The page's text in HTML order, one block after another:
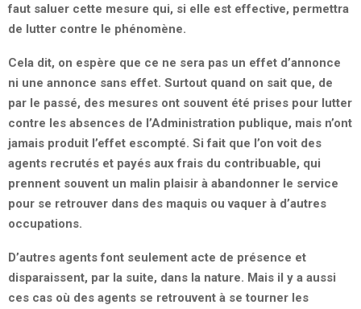
faut saluer cette mesure qui, si elle est effective, permettra
de lutter contre le phénomène.
Cela dit, on espère que ce ne sera pas un effet d’annonce
ni une annonce sans effet. Surtout quand on sait que, de
par le passé, des mesures ont souvent été prises pour lutter
contre les absences de l’Administration publique, mais n’ont
jamais produit l’effet escompté. Si fait que l’on voit des
agents recrutés et payés aux frais du contribuable, qui
prennent souvent un malin plaisir à abandonner le service
pour se retrouver dans des maquis ou vaquer à d’autres
occupations.
D’autres agents font seulement acte de présence et
disparaissent, par la suite, dans la nature. Mais il y a aussi
ces cas où des agents se retrouvent à se tourner les